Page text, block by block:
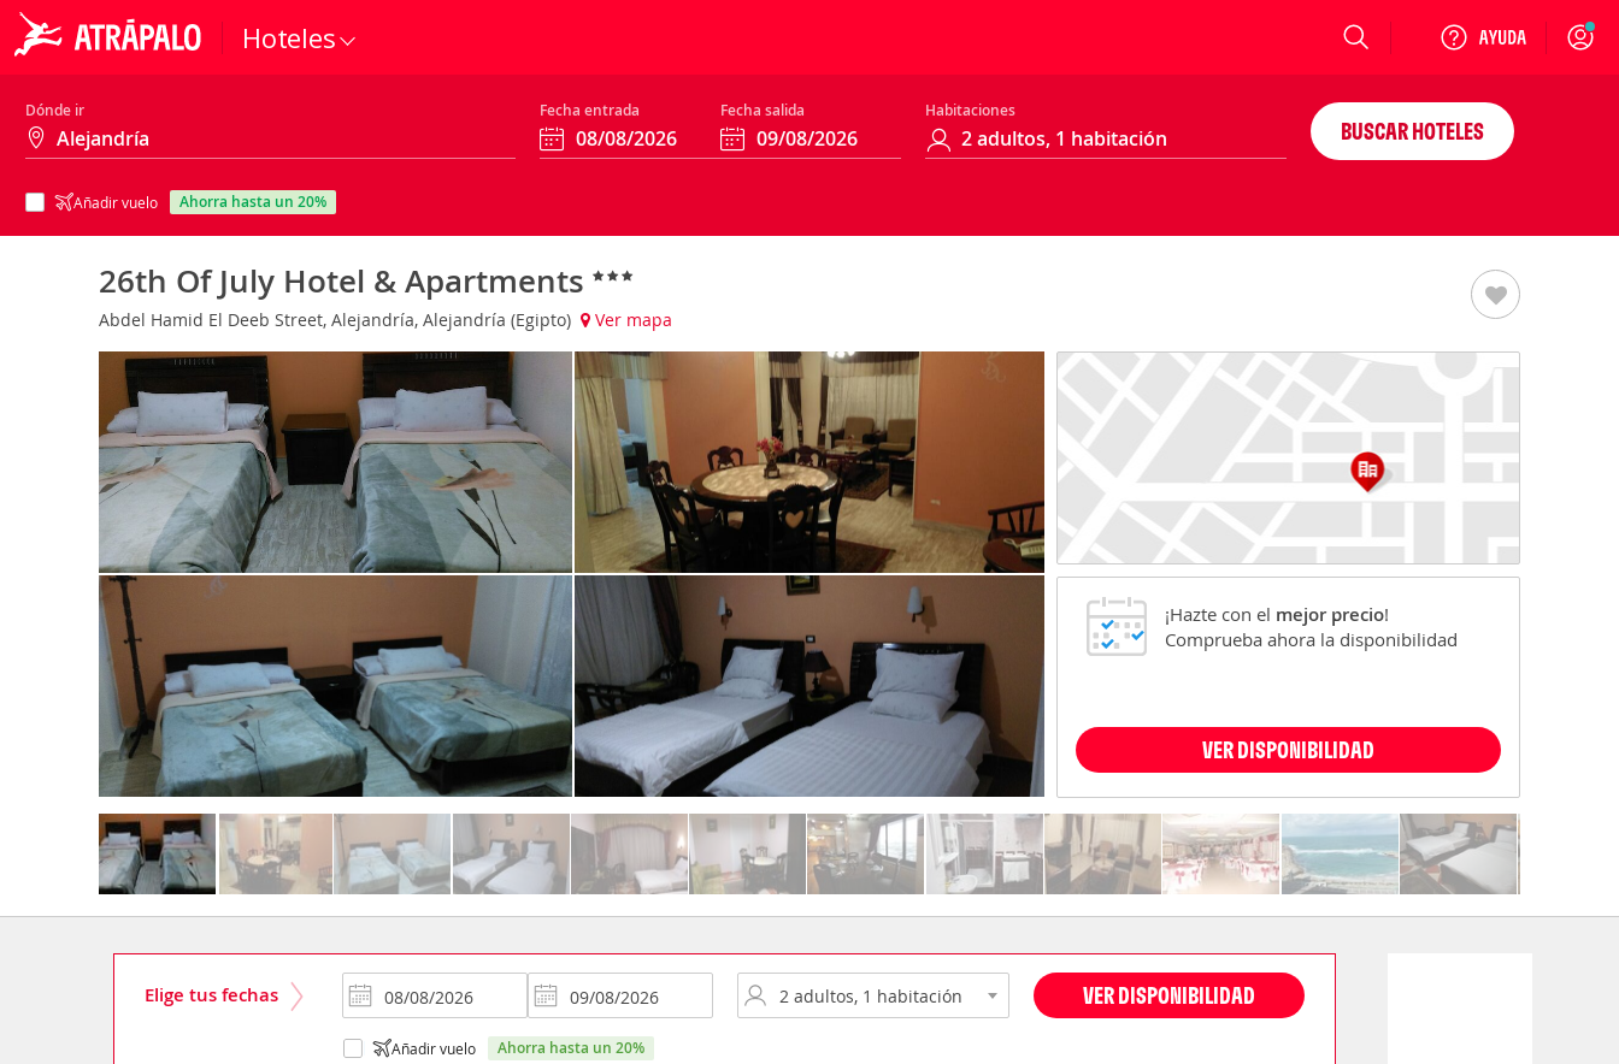
Hoteles Login
Dónde ir Fecha entrada Fecha salida Habitaciones
Añadir vuelo ahorra hasta un 20%
BUSCAR HOTELES
26th Of July Hotel & Apartments
Abdel Hamid El Deeb Street, Alejandría, Alejandría (Egipto) Ver mapa
¡Hazte con el mejor precio!
Comprueba ahora la disponibilidad
VER DISPONIBILIDAD
Elige tus fechas VER DISPONIBILIDAD
Añadir vuelo ahorra hasta un 20%